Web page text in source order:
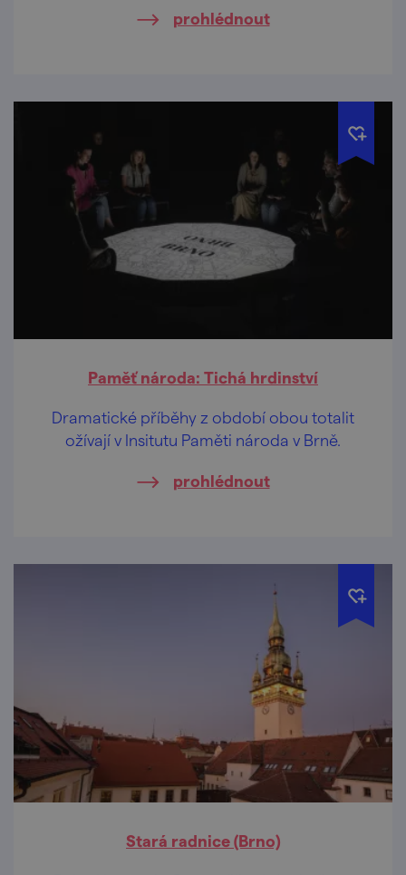
prohlédnout
Paměť národa: Tichá hrdinství
Dramatické příběhy z období obou totalit
ožívají v Insitutu Paměti národa v Brně.
prohlédnout
Stará radnice (Brno)